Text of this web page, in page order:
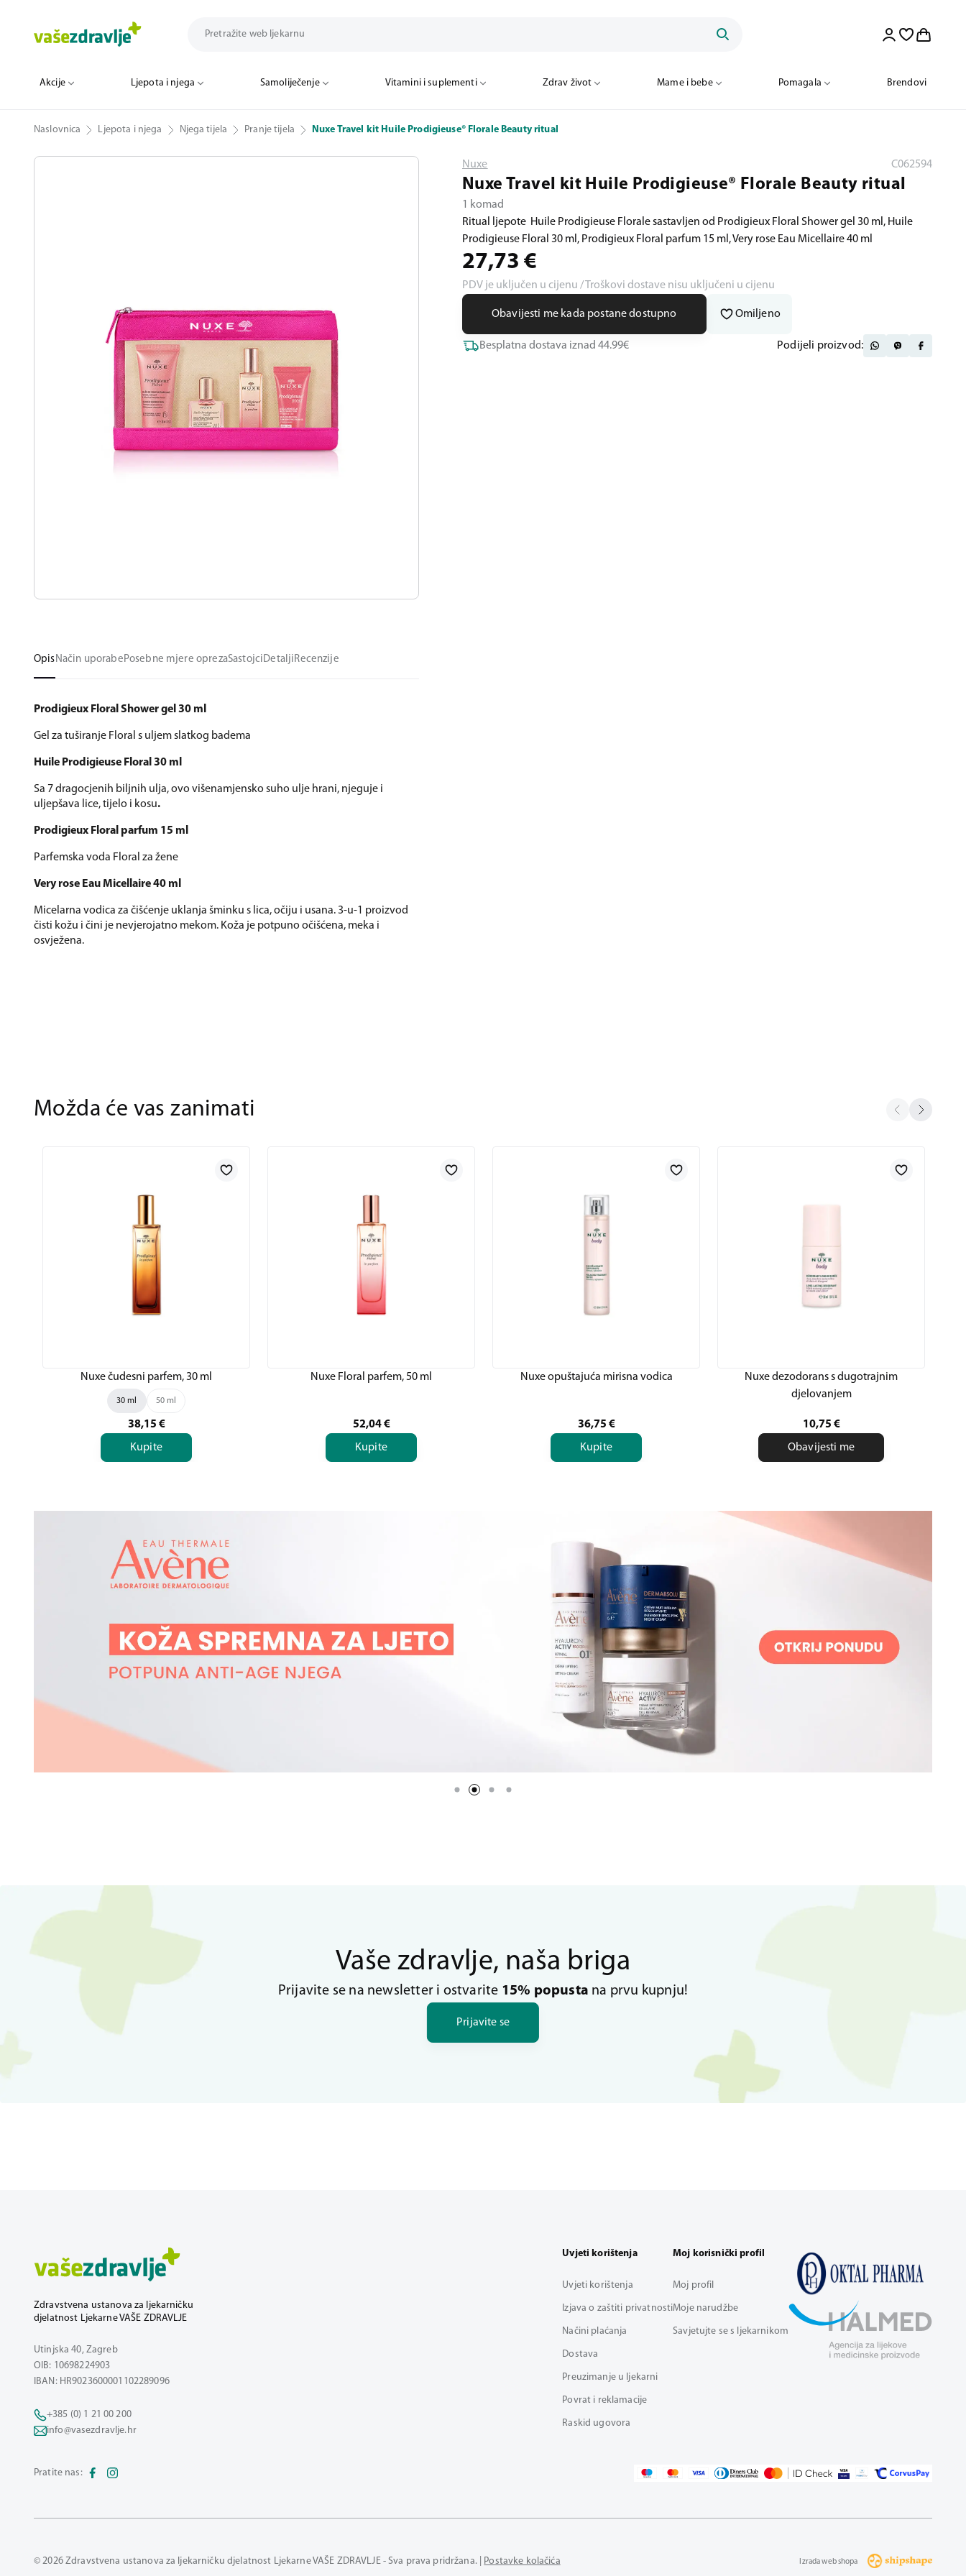
Akcije Ljepota i njega Samoliječenje Vitamini i suplementi Zdrav život Mame i bebe Pomagala Brendovi
Naslovnica Ljepota i njega Njega tijela Pranje tijela Nuxe Travel kit Huile Prodigieuse® Florale Beauty ritual
OpisNačin uporabePosebne mjere oprezaSastojciDetaljiRecenzije
Prodigieux Floral Shower gel 30 ml
Gel za tuširanje Floral s uljem slatkog badema
Huile Prodigieuse Floral 30 ml
Sa 7 dragocjenih biljnih ulja, ovo višenamjensko suho ulje hrani, njeguje i
uljepšava lice, tijelo i kosu.
Prodigieux Floral parfum 15 ml
Parfemska voda Floral za žene
Very rose Eau Micellaire 40 ml
Micelarna vodica za čišćenje uklanja šminku s lica, očiju i usana. 3-u-1 proizvod
čisti kožu i čini je nevjerojatno mekom. Koža je potpuno očišćena, meka i
osvježena.
Nuxe C062594
Nuxe Travel kit Huile Prodigieuse® Florale Beauty ritual
1 komad
Ritual ljepote Huile Prodigieuse Florale sastavljen od Prodigieux Floral Shower gel 30 ml, Huile
Prodigieuse Floral 30 ml, Prodigieux Floral parfum 15 ml, Very rose Eau Micellaire 40 ml
27,73 €
PDV je uključen u cijenu / Troškovi dostave nisu uključeni u cijenu
Obavijesti me kada postane dostupno Omiljeno
Besplatna dostava iznad 44.99€ Podijeli proizvod:
Možda će vas zanimati
Nuxe čudesni parfem, 30 ml
30 ml 50 ml
38,15 €
Kupite
Nuxe Floral parfem, 50 ml
52,04 €
Kupite
Nuxe opuštajuća mirisna vodica
36,75 €
Kupite
Nuxe dezodorans s dugotrajnim
djelovanjem
10,75 €
Obavijesti me
Vaše zdravlje, naša briga
Prijavite se na newsletter i ostvarite 15% popusta na prvu kupnju!
Prijavite se
Zdravstvena ustanova za ljekarničku
djelatnost Ljekarne VAŠE ZDRAVLJE
Utinjska 40, Zagreb
OIB: 10698224903
IBAN: HR9023600001102289096
+385 (0) 1 21 00 200
info@vasezdravlje.hr
Uvjeti korištenja
Uvjeti korištenja
Izjava o zaštiti privatnosti
Načini plaćanja
Dostava
Preuzimanje u ljekarni
Povrat i reklamacije
Raskid ugovora
Moj korisnički profil
Moj profil
Moje narudžbe
Savjetujte se s ljekarnikom
Pratite nas:
© 2026 Zdravstvena ustanova za ljekarničku djelatnost Ljekarne VAŠE ZDRAVLJE - Sva prava pridržana. | Postavke kolačića Izrada web shopa